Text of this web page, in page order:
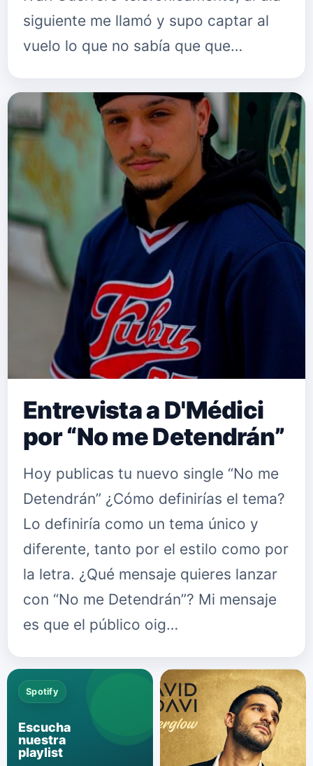
siguiente me llamó y supo captar al
vuelo lo que no sabía que que…
Entrevista a D'Médici
por “No me Detendrán”
Hoy publicas tu nuevo single “No me
Detendrán” ¿Cómo definirías el tema?
Lo definiría como un tema único y
diferente, tanto por el estilo como por
la letra. ¿Qué mensaje quieres lanzar
con “No me Detendrán”? Mi mensaje
es que el público oig…
Spotify
Escucha
nuestra
playlist